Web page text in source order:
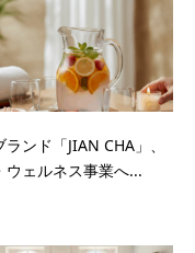
ンド「JIAN CHA」、
ウェルネス事業へ...